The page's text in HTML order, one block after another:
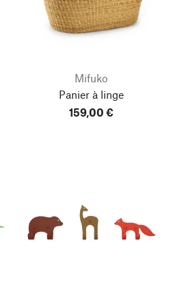
Mifuko
Panier à linge
159,00 €